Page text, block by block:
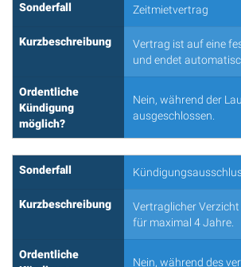
Sonderfall Zeitmietvertrag
Kurzbeschreibung
Vertrag ist auf eine
und endet
Ordentliche
Kündigung
möglich?
Nein, während der
ausgeschlossen.
Sonderfall
Kurzbeschreibung
Vertraglicher
für maximal 4 Jahre.
Ordentliche
Nein, während des